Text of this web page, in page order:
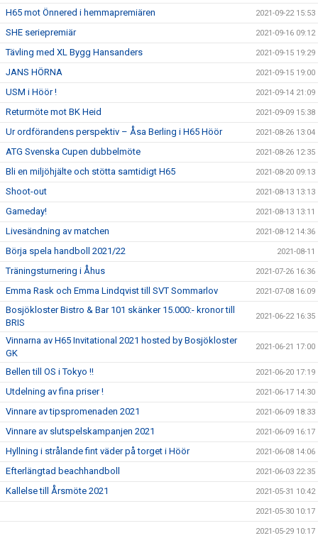
H65 mot Önnered i hemmapremiären 2021-09-22 15:53
SHE seriepremiär 2021-09-16 09:12
Tävling med XL Bygg Hansanders 2021-09-15 19:29
JANS HÖRNA 2021-09-15 19:00
USM i Höör ! 2021-09-14 21:09
Returmöte mot BK Heid 2021-09-09 15:38
Ur ordförandens perspektiv – Åsa Berling i H65 Höör 2021-08-26 13:04
ATG Svenska Cupen dubbelmöte 2021-08-26 12:35
Bli en miljöhjälte och stötta samtidigt H65 2021-08-20 09:13
Shoot-out 2021-08-13 13:13
Gameday! 2021-08-13 13:11
Livesändning av matchen 2021-08-12 14:36
Börja spela handboll 2021/22 2021-08-11
Träningsturnering i Åhus 2021-07-26 16:36
Emma Rask och Emma Lindqvist till SVT Sommarlov 2021-07-08 16:09
Bosjökloster Bistro & Bar 101 skänker 15.000:- kronor till
BRIS
2021-06-22 16:35
Vinnarna av H65 Invitational 2021 hosted by Bosjökloster
GK
2021-06-21 17:00
Bellen till OS i Tokyo !! 2021-06-20 17:19
Utdelning av fina priser ! 2021-06-17 14:30
Vinnare av tipspromenaden 2021 2021-06-09 18:33
Vinnare av slutspelskampanjen 2021 2021-06-09 16:17
Hyllning i strålande fint väder på torget i Höör 2021-06-08 14:06
Efterlängtad beachhandboll 2021-06-03 22:35
Kallelse till Årsmöte 2021 2021-05-31 10:42
2021-05-30 10:17
2021-05-29 10:17